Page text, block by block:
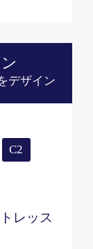
デザイン
C2
レッス